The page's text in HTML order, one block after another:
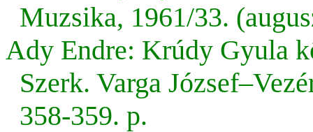
Muzsika, 1961/33.
Ady Endre: Krúdy Gyula
Szerk. Varga
358-359. p.